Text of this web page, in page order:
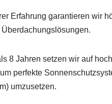
Erfahrung garantieren wir
8 Jahren setzen wir auf
perfekte
umzusetzen.